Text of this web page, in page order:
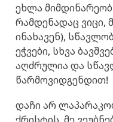
ეხლა
რამდენადაც ვიცი,
ინახავენ),
ეჭვები, სხვა
აღძრულია და
წარმოვიდგენდით!
დაჩი არ
ქრისტის. მე